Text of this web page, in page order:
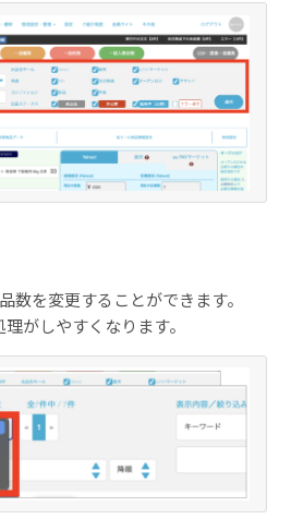
数を変更することができます。
がしやすくなります。